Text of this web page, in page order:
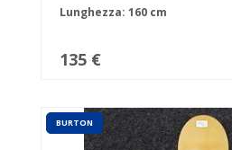
Lunghezza: 160 cm
135 €
BURTON